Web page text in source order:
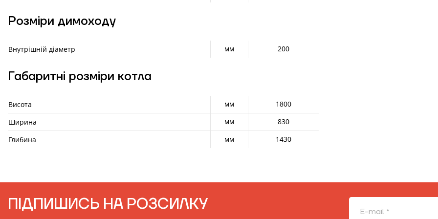
Розміри димоходу
Внутрішній діаметр мм 200
Габаритні розміри котла
Висота мм
1800
Ширина
мм
830
Глибина
мм 1430
ПІДПИШИСЬ НА РОЗСИЛКУ